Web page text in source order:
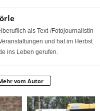
als Text-/Fotojournalistin
und hat im Herbst
ins Leben gerufen.
vom Autor